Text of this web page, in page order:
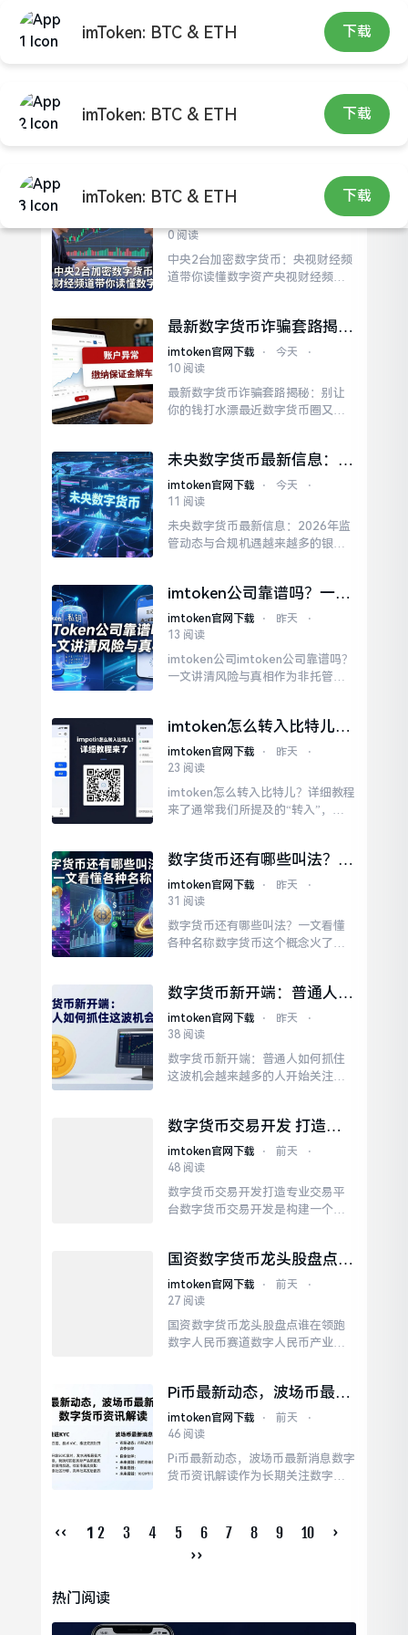
imToken: BTC & ETH 下载
imToken: BTC & ETH 下载
imToken: BTC & ETH 下载
imtoken官网下载
中央2台加密数字货币：央
视财经频道带你读懂数字资
产
0 阅读
中央2台加密数字货币：央视财经频
道带你读懂数字资产央视财经频道
财经频道采用专题节目、专家访谈
等多样形式，为观众提供帮助，使
其能够理解区块链技术的基本原
的差异所在。
最新数字货币诈骗套路揭
秘：别让你的钱打水漂
imtoken官网下载 ⋅ 今天
⋅
10 阅读
最新数字货币诈骗套路揭秘：别让
你的钱打水漂最近数字货币圈又热
法，说自己靠这个平台一个月赚了
几十万。其实那只是骗子在后台随
意改的数字，你的钱早就进了他们
是要求先交钱才能提现的，100%是
诈骗。保护好自己的钱包，...
未央数字货币最新信息：
2026年监管动态与合规机
遇
imtoken官网下载 ⋅ 今天
⋅
11 阅读
未央数字货币最新信息：2026年监
管动态与合规机遇越来越多的银行
未央数字货币应用正在重塑信贷评
估体系。对于普通用户和企业来
说，关注未央数字货币最新信息，
技术标准上。随着监管框架的日益
完善，只有合规持有和使用未央...
imtoken公司靠谱吗？一文
讲清风险与真相
imtoken官网下载 ⋅ 昨天
⋅
13 阅读
imtoken公司imtoken公司靠谱吗？
一文讲清风险与真相作为非托管钱
所形成鲜明对比。然而，imtoken公
司也面临诸多争议。这反映出行业
普遍存在的安全隐患：用户难以辨
后加强多因素认证和风险提示...
imtoken怎么转入比特儿？
详细教程来了
imtoken官网下载 ⋅ 昨天
⋅
23 阅读
imtoken怎么转入比特儿？详细教程
来了通常我们所提及的“转入”，具
比特儿转出至imtoken。第一步，登
录比特儿账户，进入“资产”页面，
在众多可供选择的币种之中，挑选
TC。
数字货币还有哪些叫法？一
文看懂各种名称
imtoken官网下载 ⋅ 昨天
⋅
31 阅读
数字货币还有哪些叫法？一文看懂
各种名称数字货币这个概念火了很
产有着不同的叫法，了解这些名称
能帮你更好地认识这个市场。比特
币是最早出现的数字货币，由中本
C，也被人们称为数字黄金。这类货
币由官方发行，具有法偿...
数字货币新开端：普通人如
何抓住这波机会
imtoken官网下载 ⋅ 昨天
⋅
38 阅读
数字货币新开端：普通人如何抓住
这波机会越来越多的人开始关注这
币在历经多次牛熊转换的跌宕起伏
后，凭借其独特的价值与发展潜
力，逐渐赢得了机构投资者的认
字货币的方式比过去更加多元。数
字货币时代已经到来，理性参与才...
数字货币交易开发 打造专
业交易平台
imtoken官网下载 ⋅ 前天
⋅
48 阅读
数字货币交易开发打造专业交易平
台数字货币交易开发是构建一个稳
技术架构、安全体系、用户体验等
多个维度进行全面规划。开发团队
需要深入理解市场交易逻辑，结合
品。
国资数字货币龙头股盘点
谁在领跑数字人民币赛道
imtoken官网下载 ⋅ 前天
⋅
27 阅读
国资数字货币龙头股盘点谁在领跑
数字人民币赛道数字人民币产业链
具体表现来看，部分国资数字货币
概念股的业绩呈现出较大幅度的波
动。建议投资者关注具备核心技
字货币标的。
Pi币最新动态，波场币最新
消息 数字货币资讯解读
imtoken官网下载 ⋅ 前天
⋅
46 阅读
Pi币最新动态，波场币最新消息数字
货币资讯解读作为长期关注数字货
态。Pi币近期在主网开放事宜上有了
YC认证流程，旨在让更多用户得以
‹‹ 1 2 3 4 5 6 7 8 9 10
›
››
热门阅读